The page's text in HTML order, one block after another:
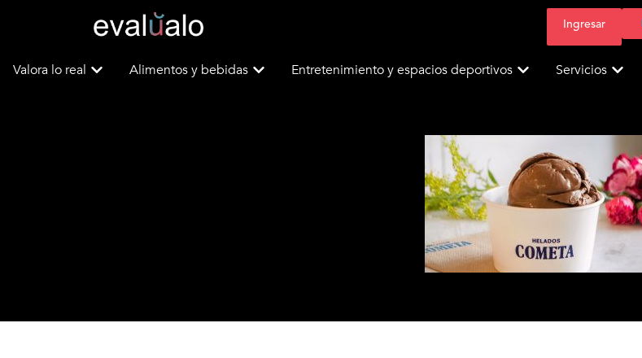
Ingresar
Valora lo real Alimentos y bebidas Entretenimiento y espacios deportivos Servicios